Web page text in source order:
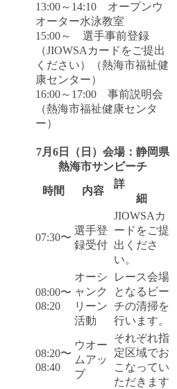
13:00～14:10 オープンウ
オーター水泳教室
15:00～ 選手事前登録
（JIOWSAカードをご提出
ください）（熱海市福祉健
康センター）
16:00～17:00 事前説明会
（熱海市福祉健康センタ
ー）
7月6日（日）会場：静岡県
熱海市サンビーチ
時間 内容
詳
細
07:30〜
選手登
録受付
JIOWSAカ
ードをご提
出くださ
い。
08:00〜
08:20
オーシ
ャンク
リーン
活動
レース会場
となるビー
チの清掃を
行います。
08:20〜
08:40
ウオー
ムアッ
プ
それぞれ指
定区域でお
こなってい
ただきます